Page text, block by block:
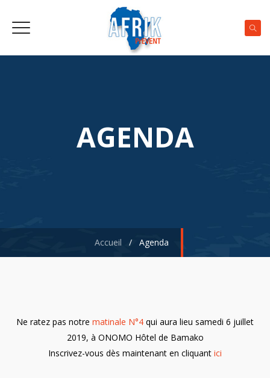
AGENDA
Accueil / Agenda
Ne ratez pas notre matinale N°4 qui aura lieu samedi 6 juillet
2019, à ONOMO Hôtel de Bamako
Inscrivez-vous dès maintenant en cliquant ici